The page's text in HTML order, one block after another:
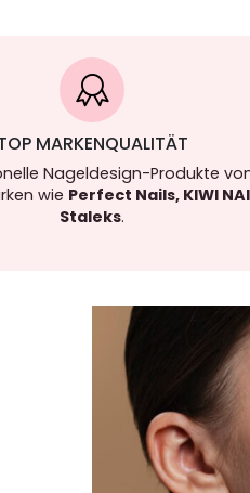
MARKENQUALITÄT
Nageldesign-Produkte
wie Perfect Nails, KIWI
Staleks.